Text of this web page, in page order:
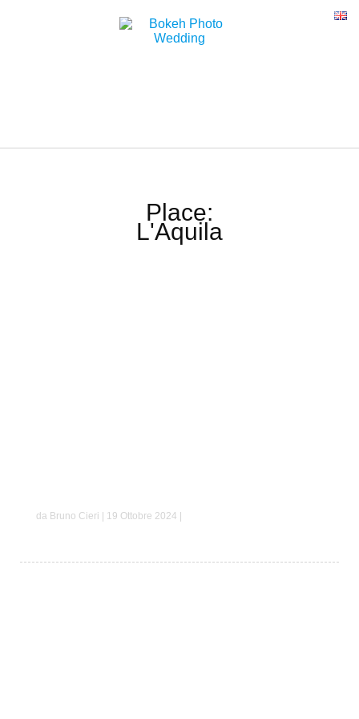
Place:
L'Aquila
da Bruno Cieri | 19 Ottobre 2024 |